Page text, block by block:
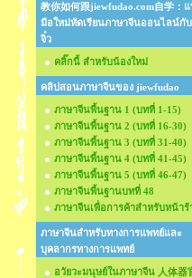
教你如何跟jiewfudao.com自学：
มือใหม่หัดเรียนภาษาจีนออนไลน์กับ
จิ๋ว
คลิ๊กนี้ สำหรับน้องใหม่
คลิปสอนภาษาจีนของ jiewfudao
ภาษาจีนพื้นฐาน 1 (บทที่ 1-15)
ภาษาจีนพื้นฐาน 2 (บทที่ 16-30)
ภาษาจีนพื้นฐาน 3 (บทที่ 31-40)
ภาษาจีนพื้นฐาน 4 (บทที่ 41-45)
ภาษาจีนพื้นฐาน 5 (บทที่ 46-47)
ภาษาจีนพื้นฐานบทที่ 48
ภาษาจีนเพื่อการค้าสำหรับหน้าร้
ภาษาจีนสำหรับทางการแพทย์และ
บุคลากรทางการแพทย์
อวัยวะมนุษย์ในภาษาจีน 人体器